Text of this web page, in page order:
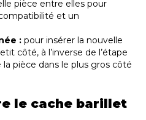
pièce entre elles pour
et un
: pour insérer la nouvelle
côté, à l’inverse de l’étape
pièce dans le plus gros côté
le cache barillet